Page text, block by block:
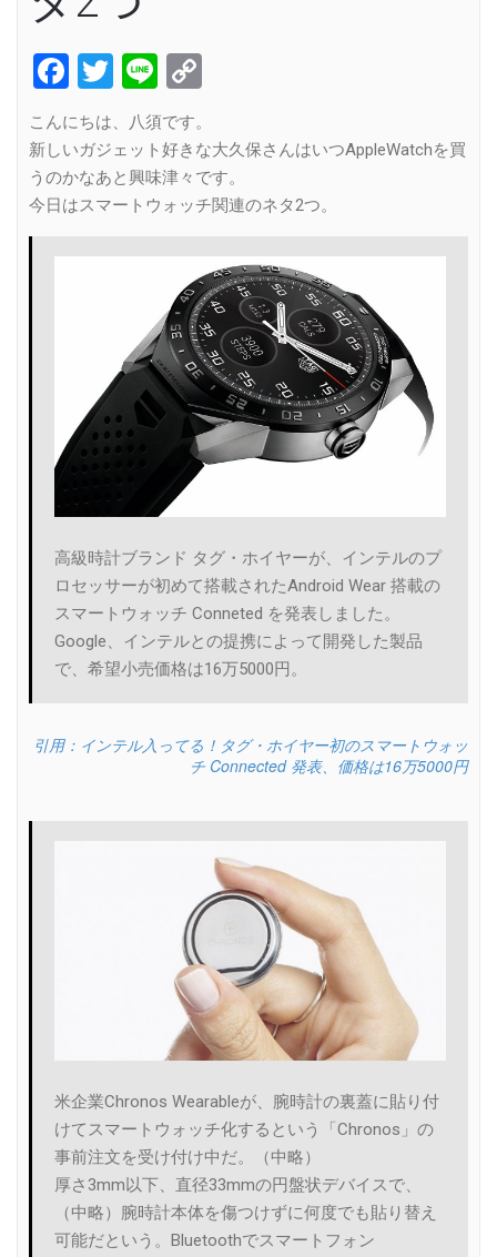
Facebook
Twitter
Line
こんにちは、八須です。
新しいガジェット好きな大久保さんはいつAppleWatchを買
うのかなあと興味津々です。
今日はスマートウォッチ関連のネタ2つ。
高級時計ブランド タグ・ホイヤーが、インテルのプ
ロセッサーが初めて搭載されたAndroid Wear 搭載の
スマートウォッチ Conneted を発表しました。
Google、インテルとの提携によって開発した製品
で、希望小売価格は16万5000円。
引用：インテル入ってる！タグ・ホイヤー初のスマートウォッ
チ Connected 発表、価格は16万5000円
米企業Chronos Wearableが、腕時計の裏蓋に貼り付
けてスマートウォッチ化するという「Chronos」の
事前注文を受け付け中だ。（中略）
厚さ3mm以下、直径33mmの円盤状デバイスで、
（中略）腕時計本体を傷つけずに何度でも貼り替え
可能だという。Bluetoothでスマートフォン